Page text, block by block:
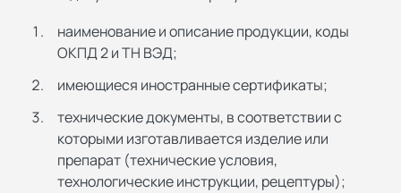
наименование и описание продукции, коды
ОКПД 2 и ТН ВЭД;
имеющиеся иностранные сертификаты;
технические документы, в соответствии с
которыми изготавливается изделие или
препарат (технические условия,
технологические инструкции, рецептуры);